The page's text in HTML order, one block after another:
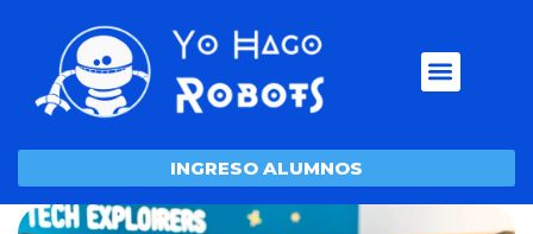
INGRESO ALUMNOS